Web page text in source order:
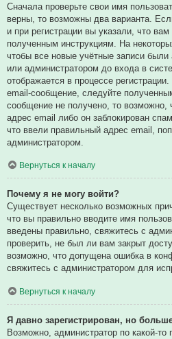
Сначала проверьте свои имя
верны, то возможны два варианта.
и при регистрации вы указали, что
полученным инструкциям. На
чтобы все новые учётные записи были
или администратором до входа в
отображается в процессе
email-сообщение, следуйте
сообщение не получено, то возможно,
адрес email либо он заблокирован
что ввели правильный адрес email,
администратором.
Вернуться к началу
Почему я не могу войти?
Существует несколько возможных
что вы правильно вводите имя
введены правильно, свяжитесь с
проверить, не был ли вам закрыт
возможно, что допущена ошибка в
свяжитесь с администратором для
Вернуться к началу
Я давно зарегистрирован, но
Возможно, администратор по какой-то